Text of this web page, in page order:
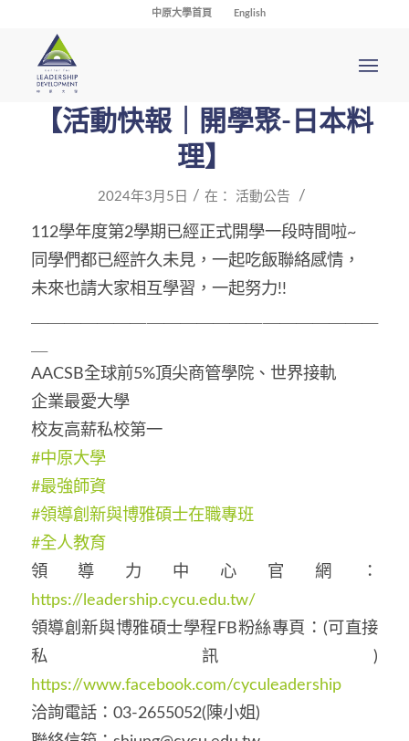
中原大學首頁 English
【活動快報｜開學聚-日本料
理】
2024年3月5日 / 在： 活動公告 /
112學年度第2學期已經正式開學一段時間啦~
同學們都已經許久未見，一起吃飯聯絡感情，
未來也請大家相互學習，一起努力!!
AACSB全球前5%頂尖商管學院、世界接軌
企業最愛大學
校友高薪私校第一
#中原大學
#最強師資
#領導創新與博雅碩士在職專班
#全人教育
領導力中心官網：
https://leadership.cycu.edu.tw/
領導創新與博雅碩士學程FB粉絲專頁：(可直接
私訊)
https://www.facebook.com/cyculeadership
洽詢電話：03-2655052(陳小姐)